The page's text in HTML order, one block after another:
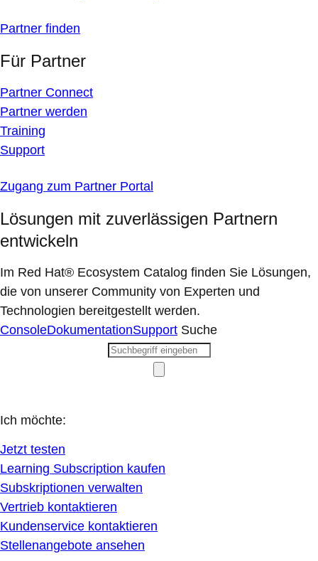
Partner finden
Für Partner
Partner Connect
Partner werden
Training
Support
Zugang zum Partner Portal
Lösungen mit zuverlässigen Partnern
entwickeln
Im Red Hat® Ecosystem Catalog finden Sie Lösungen,
die von unserer Community von Experten und
Technologien bereitgestellt werden.
ConsoleDokumentationSupport Suche
Ich möchte:
Jetzt testen
Learning Subscription kaufen
Subskriptionen verwalten
Vertrieb kontaktieren
Kundenservice kontaktieren
Stellenangebote ansehen